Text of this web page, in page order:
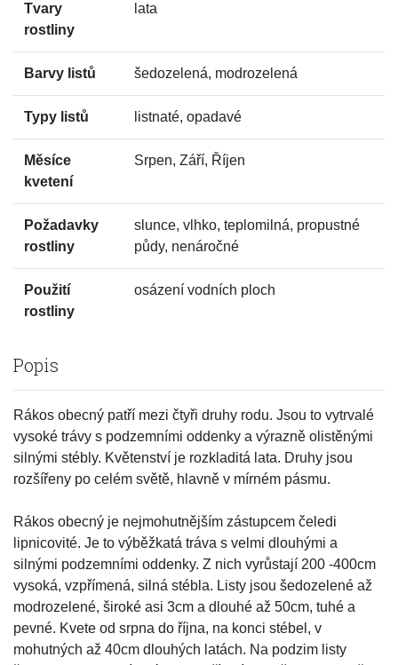
Tvary
rostliny
lata
Barvy listů šedozelená, modrozelená
Typy listů listnaté, opadavé
Měsíce
kvetení
Srpen, Září, Říjen
Požadavky
rostliny
slunce, vlhko, teplomilná, propustné
půdy, nenáročné
Použití
rostliny
osázení vodních ploch
Popis
Rákos obecný patří mezi čtyři druhy rodu. Jsou to vytrvalé
vysoké trávy s podzemními oddenky a výrazně olistěnými
silnými stébly. Květenství je rozkladitá lata. Druhy jsou
rozšířeny po celém světě, hlavně v mírném pásmu.
Rákos obecný je nejmohutnějším zástupcem čeledi
lipnicovité. Je to výběžkatá tráva s velmi dlouhými a
silnými podzemními oddenky. Z nich vyrůstají 200 -400cm
vysoká, vzpřímená, silná stébla. Listy jsou šedozelené až
modrozelené, široké asi 3cm a dlouhé až 50cm, tuhé a
pevné. Kvete od srpna do října, na konci stébel, v
mohutných až 40cm dlouhých latách. Na podzim listy